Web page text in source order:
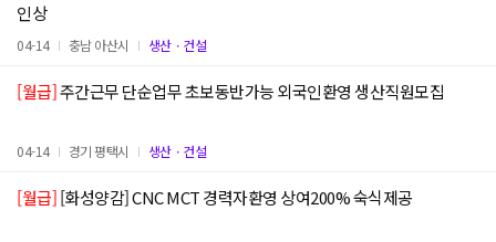
인상
04-14 충남 아산시 생산ㆍ건설
[월급]주간근무 단순업무 초보동반가능 외국인환영 생산직원모집
04-14 경기 평택시 생산ㆍ건설
[월급][화성양감] CNC MCT 경력자환영 상여200% 숙식제공